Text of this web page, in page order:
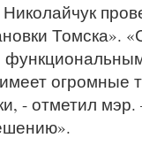
Томска».
огромные
- отметил